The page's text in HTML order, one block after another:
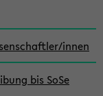
innen
bis SoSe